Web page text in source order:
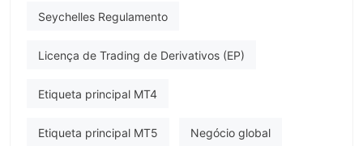
Seychelles Regulamento
Licença de Trading de Derivativos (EP)
Etiqueta principal MT4
Etiqueta principal MT5 Negócio global